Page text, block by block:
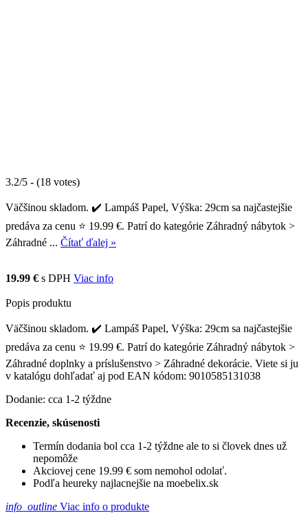
3.2/5 - (18 votes)
Väčšinou skladom. ✔️ Lampáš Papel, Výška: 29cm sa najčastejšie
predáva za cenu ⭐ 19.99 €. Patrí do kategórie Záhradný nábytok >
Záhradné ... Čítať ďalej »
19.99 € s DPH Viac info
Popis produktu
Väčšinou skladom. ✔️ Lampáš Papel, Výška: 29cm sa najčastejšie
predáva za cenu ⭐ 19.99 €. Patrí do kategórie Záhradný nábytok >
Záhradné doplnky a príslušenstvo > Záhradné dekorácie. Viete si ju
v katalógu dohľadať aj pod EAN kódom: 9010585131038
Dodanie: cca 1-2 týždne
Recenzie, skúsenosti
Termín dodania bol cca 1-2 týždne ale to si človek dnes už
nepomôže
Akciovej cene 19.99 € som nemohol odolať.
Podľa heureky najlacnejšie na moebelix.sk
info_outline Viac info o produkte